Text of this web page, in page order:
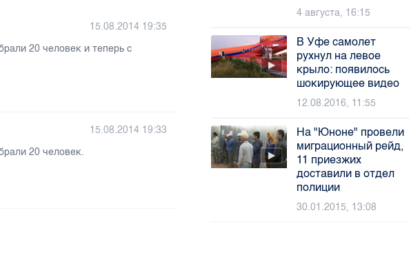
15.08.2014 19:35
20 человек и теперь с
15.08.2014 19:33
20 человек.
4 августа, 16:15
В Уфе самолет
рухнул на левое
крыло: появилось
шокирующее видео
12.08.2016, 11:55
На "Юноне" провели
миграционный рейд,
11 приезжих
доставили в отдел
полиции
30.01.2015, 13:08